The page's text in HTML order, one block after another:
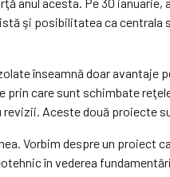
şi posibilitatea ca
înseamnă doar
care sunt schimbate
Aceste două proiecte
Vorbim despre un proiect
în vederea